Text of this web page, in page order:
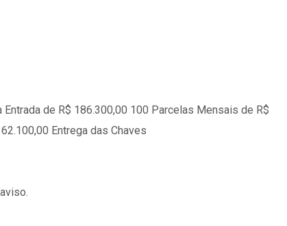
de R$ 186.300,00 100 Parcelas Mensais de R$
Entrega das Chaves